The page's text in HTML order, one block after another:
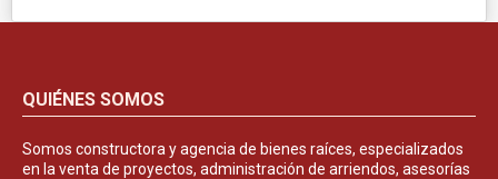
QUIÉNES SOMOS
Somos constructora y agencia de bienes raíces, especializados
en la venta de proyectos, administración de arriendos, asesorías